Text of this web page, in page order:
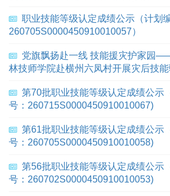
职业技能等级认定成绩公示（计划
260705S0000450910010057）
党旗飘扬赴一线 技能援灾护家园
林技师学院赴横州六凤村开展灾后技
第70批职业技能等级认定成绩公示
号：260715S0000450910010067)
第61批职业技能等级认定成绩公示
号：260705S0000450910010058)
第56批职业技能等级认定成绩公示
号：260702S0000450910010053)